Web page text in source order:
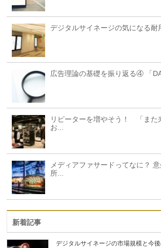
デジタルサイネージの気になる耐
広告理論の基礎を振り返る④ 「
リピーターを増やそう！ 「また
お...
メディアファサードってなに？
所...
新着記事
デジタルサイネージの市場規模と今後